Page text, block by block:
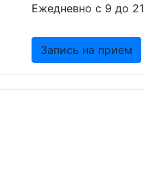
Ежедневно с 9 до 21
Запись на прием